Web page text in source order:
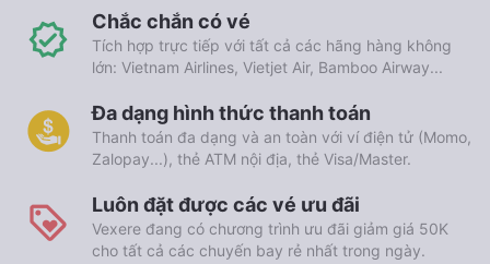
Chắc chắn có vé
Tích hợp trực tiếp với tất cả các hãng hàng không
lớn: Vietnam Airlines, Vietjet Air, Bamboo Airway...
Đa dạng hình thức thanh toán
Thanh toán đa dạng và an toàn với ví điện tử (Momo,
Zalopay...), thẻ ATM nội địa, thẻ Visa/Master.
Luôn đặt được các vé ưu đãi
Vexere đang có chương trình ưu đãi giảm giá 50K
cho tất cả các chuyến bay rẻ nhất trong ngày.